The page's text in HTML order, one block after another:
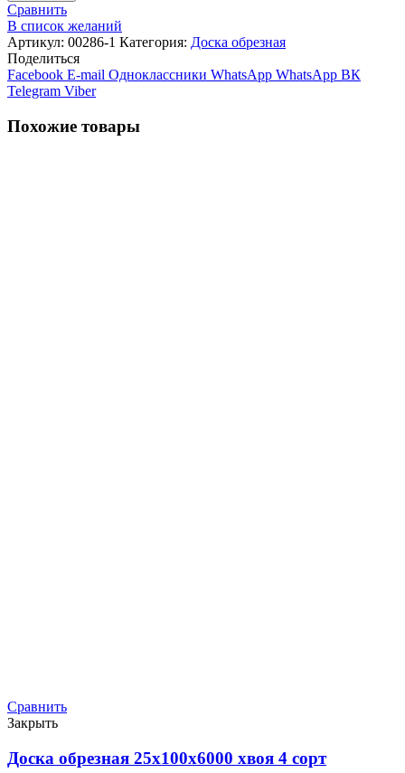
Сравнить
В список желаний
Артикул: 00286-1 Категория: Доска обрезная
Поделиться
Facebook E-mail Одноклассники WhatsApp WhatsApp ВК
Telegram Viber
Похожие товары
Сравнить
Закрыть
Доска обрезная 25х100х6000 хвоя 4 сорт